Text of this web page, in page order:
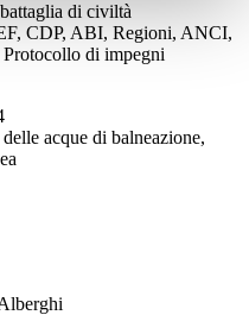
di civiltà
CDP, ABI, Regioni, ANCI,
di impegni
acque di balneazione,